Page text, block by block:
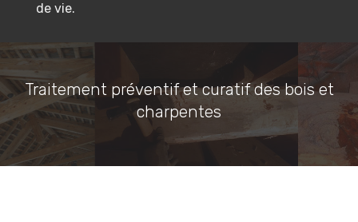
de vie.
Traitement préventif et curatif des bois et
charpentes